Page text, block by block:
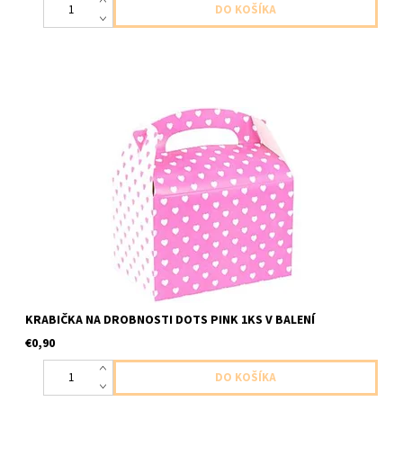
papierova krabicka ruzova s bielymi bodkami 1ks v baleni velkost
KRABIČKA NA DROBNOSTI DOTS PINK 1KS V BALENÍ
€0,90